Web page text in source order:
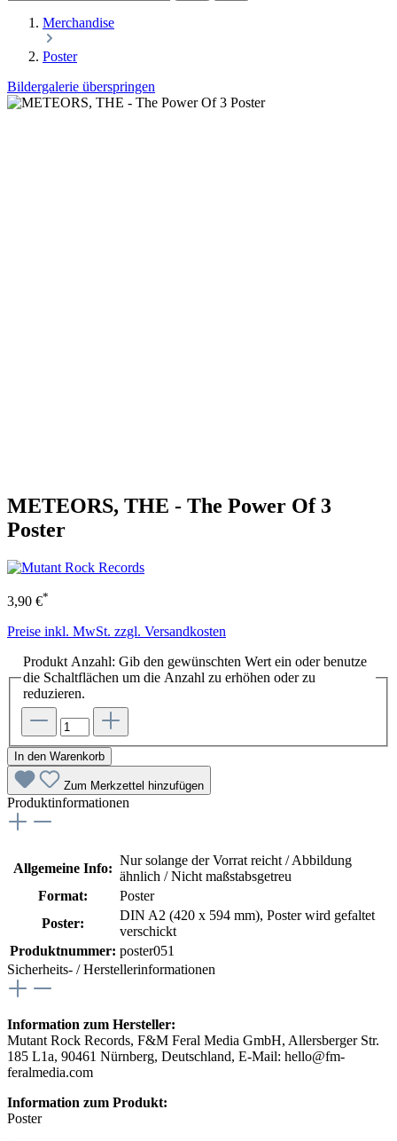
Merchandise
Poster
Bildergalerie überspringen
METEORS, THE - The Power Of 3
Poster
3,90 €*
Preise inkl. MwSt. zzgl. Versandkosten
Produkt Anzahl: Gib den gewünschten Wert ein oder benutze
die Schaltflächen um die Anzahl zu erhöhen oder zu
reduzieren.
In den Warenkorb
Zum Merkzettel hinzufügen
Produktinformationen
Allgemeine Info:
Nur solange der Vorrat reicht / Abbildung
ähnlich / Nicht maßstabsgetreu
Format:
Poster
Poster:
DIN A2 (420 x 594 mm), Poster wird gefaltet
verschickt
Produktnummer: poster051
Sicherheits- / Herstellerinformationen
Information zum Hersteller:
Mutant Rock Records, F&M Feral Media GmbH, Allersberger Str.
185 L1a, 90461 Nürnberg, Deutschland, E-Mail: hello@fm-
feralmedia.com
Information zum Produkt:
Poster